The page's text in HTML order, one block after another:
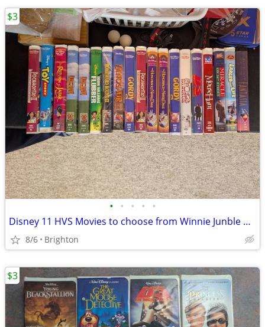
• • • • •
Disney 11 HVS Movies to choose from Winnie Junble Book Beauty Hunchbac
8/6 Brighton
$3
$3